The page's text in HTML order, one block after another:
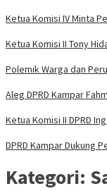
Ketua Komisi IV Minta
Ketua Komisi II Tony
Polemik Warga dan
Aleg DPRD Kampar
Ketua Komisi II DPRD
DPRD Kampar Dukung
Kategori: